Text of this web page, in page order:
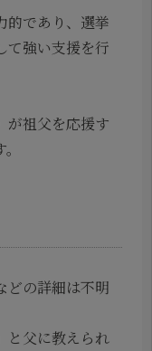
的であり、選挙
て強い支援を行
が祖父を応援す
どの詳細は不明
と父に教えられ